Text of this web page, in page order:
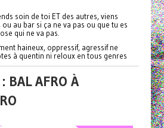
soin de toi ET des autres, viens
au bar si ça ne va pas ou que tu es
qui ne va pas.
haineux, oppressif, agressif ne
à quentin ni reloux en tous genres
BAL AFRO À